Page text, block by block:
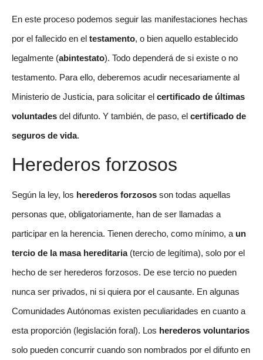
En este proceso podemos seguir las manifestaciones hechas
por el fallecido en el testamento, o bien aquello establecido
legalmente (abintestato). Todo dependerá de si existe o no
testamento. Para ello, deberemos acudir necesariamente al
Ministerio de Justicia, para solicitar el certificado de últimas
voluntades del difunto. Y también, de paso, el certificado de
seguros de vida.
Herederos forzosos
Según la ley, los herederos forzosos son todas aquellas
personas que, obligatoriamente, han de ser llamadas a
participar en la herencia. Tienen derecho, como mínimo, a un
tercio de la masa hereditaria (tercio de legítima), solo por el
hecho de ser herederos forzosos. De ese tercio no pueden
nunca ser privados, ni si quiera por el causante. En algunas
Comunidades Autónomas existen peculiaridades en cuanto a
esta proporción (legislación foral). Los herederos voluntarios
solo pueden concurrir cuando son nombrados por el difunto en